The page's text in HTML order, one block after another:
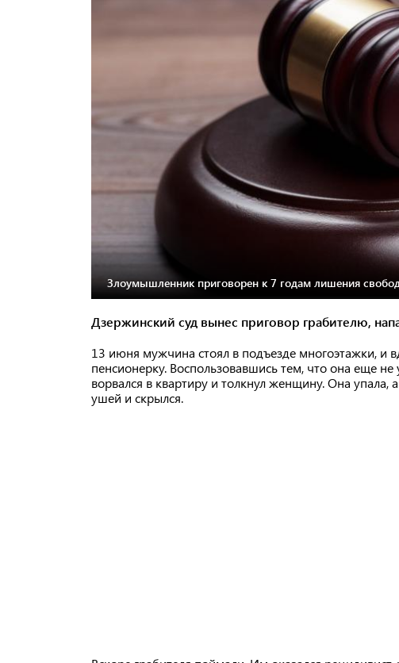
Злоумышленник приговорен к 7 годам лишения
Дзержинский суд вынес приговор грабителю,
13 июня мужчина стоял в подъезде многоэтажки, и
пенсионерку. Воспользовавшись тем, что она еще не
ворвался в квартиру и толкнул женщину. Она упала,
ушей и скрылся.